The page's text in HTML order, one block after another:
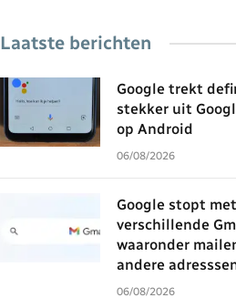
Laatste berichten
Google trekt
stekker uit
op Android
06/08/2026
Google stopt met
verschillende
waaronder
andere
06/08/2026